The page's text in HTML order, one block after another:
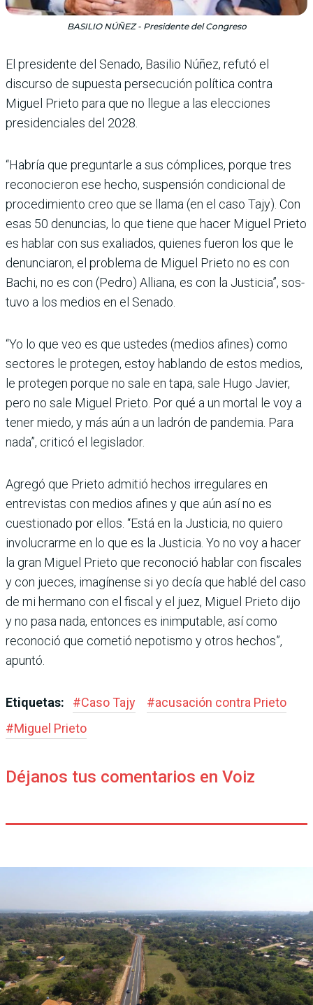
BASILIO NÚÑEZ - Presidente del Congreso
El presidente del Senado, Basilio Núñez, refutó el
discurso de supuesta per­secución política contra
Miguel Prieto para que no llegue a las elecciones
presidenciales del 2028.
“Habría que preguntarle a sus cómplices, porque tres
recono­cieron ese hecho, suspensión condicional de
procedimiento creo que se llama (en el caso Tajy). Con
esas 50 denuncias, lo que tiene que hacer Miguel Prieto
es hablar con sus exaliados, quie­nes fueron los que le
denunciaron, el problema de Miguel Prieto no es con
Bachi, no es con (Pedro) Alliana, es con la Justicia”, sos­
tuvo a los medios en el Senado.
“Yo lo que veo es que ustedes (medios afines) como
sectores le protegen, estoy hablando de estos medios,
le protegen porque no sale en tapa, sale Hugo Javier,
pero no sale Miguel Prieto. Por qué a un mortal le voy a
tener miedo, y más aún a un ladrón de pandemia. Para
nada”, criticó el legislador.
Agregó que Prieto admitió hechos irregulares en
entrevistas con medios afines y que aún así no es
cuestionado por ellos. “Está en la Justicia, no quiero
involucrarme en lo que es la Justicia. Yo no voy a hacer
la gran Miguel Prieto que reconoció hablar con fisca­les
y con jueces, imagínense si yo decía que hablé del caso
de mi hermano con el fiscal y el juez, Miguel Prieto dijo
y no pasa nada, entonces es inimputable, así como
reconoció que cometió nepo­tismo y otros hechos”,
apuntó.
Etiquetas: #Caso Tajy #acusación contra Prieto
#Miguel Prieto
Déjanos tus comentarios en Voiz